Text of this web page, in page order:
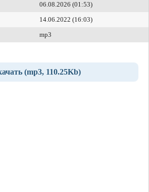
06.08.2026 (01:53)
14.06.2022 (16:03)
mp3
(mp3, 110.25Kb)